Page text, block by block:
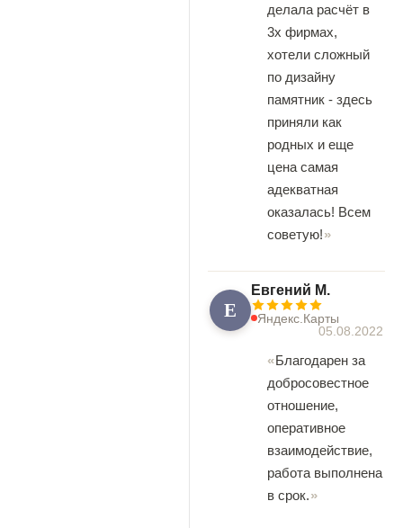
делала расчёт в
3х фирмах,
хотели сложный
по дизайну
памятник - здесь
приняли как
родных и еще
цена самая
адекватная
оказалась! Всем
советую!
Е
Евгений М.
Яндекс.Карты
05.08.2022
Благодарен за
добросовестное
отношение,
оперативное
взаимодействие,
работа выполнена
в срок.